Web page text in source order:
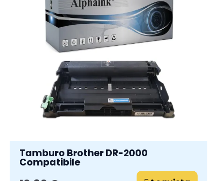
Tamburo Brother DR-2000
Compatibile